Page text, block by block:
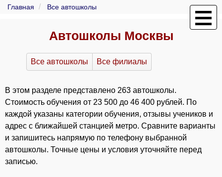
Главная Все автошколы
Автошколы Москвы
Все автошколы Все филиалы
В этом разделе представлено 263 автошколы.
Стоимость обучения от 23 500 до 46 400 рублей. По
каждой указаны категории обучения, отзывы учеников и
адрес с ближайшей станцией метро. Сравните варианты
и запишитесь напрямую по телефону выбранной
автошколы. Точные цены и условия уточняйте перед
записью.